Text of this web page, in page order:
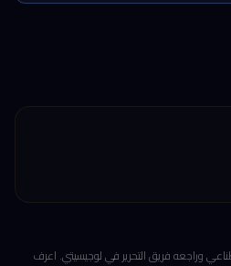
وراجعه فريق التحرير في لوجيسيتي. اعرف